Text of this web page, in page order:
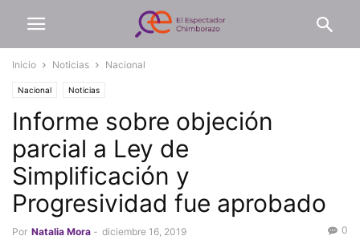
Inicio Noticias Nacional
Nacional Noticias
Informe sobre objeción
parcial a Ley de
Simplificación y
Progresividad fue aprobado
Por Natalia Mora - diciembre 16, 2019 0